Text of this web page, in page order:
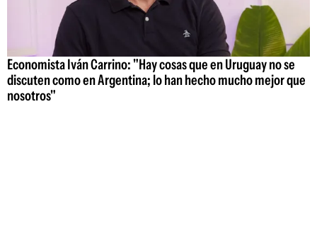
Economista Iván Carrino: "Hay cosas que en Uruguay no se
discuten como en Argentina; lo han hecho mucho mejor que
nosotros"